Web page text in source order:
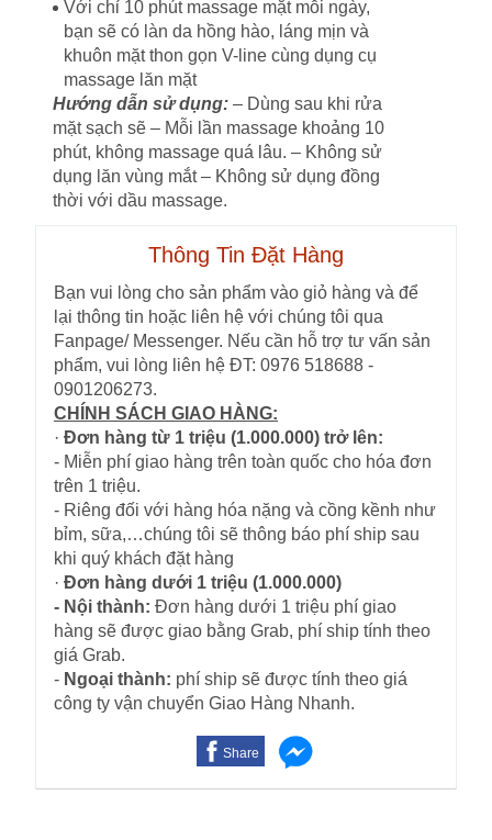
Với chỉ 10 phút massage mặt mỗi ngày,
bạn sẽ có làn da hồng hào, láng mịn và
khuôn mặt thon gọn V-line cùng dụng cụ
massage lăn mặt
Hướng dẫn sử dụng: – Dùng sau khi rửa
mặt sạch sẽ – Mỗi lần massage khoảng 10
phút, không massage quá lâu. – Không sử
dụng lăn vùng mắt – Không sử dụng đồng
thời với dầu massage.
Thông Tin Đặt Hàng
Bạn vui lòng cho sản phẩm vào giỏ hàng và để
lại thông tin hoặc liên hệ với chúng tôi qua
Fanpage/ Messenger. Nếu cần hỗ trợ tư vấn sản
phẩm, vui lòng liên hệ ĐT: 0976 518688 -
0901206273.
CHÍNH SÁCH GIAO HÀNG:
· Đơn hàng từ 1 triệu (1.000.000) trở lên:
- Miễn phí giao hàng trên toàn quốc cho hóa đơn
trên 1 triệu.
- Riêng đối với hàng hóa nặng và cồng kềnh như
bỉm, sữa,…chúng tôi sẽ thông báo phí ship sau
khi quý khách đặt hàng
· Đơn hàng dưới 1 triệu (1.000.000)
- Nội thành: Đơn hàng dưới 1 triệu phí giao
hàng sẽ được giao bằng Grab, phí ship tính theo
giá Grab.
- Ngoại thành: phí ship sẽ được tính theo giá
công ty vận chuyển Giao Hàng Nhanh.
Share